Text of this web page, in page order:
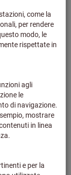
€/ 1 Articolo